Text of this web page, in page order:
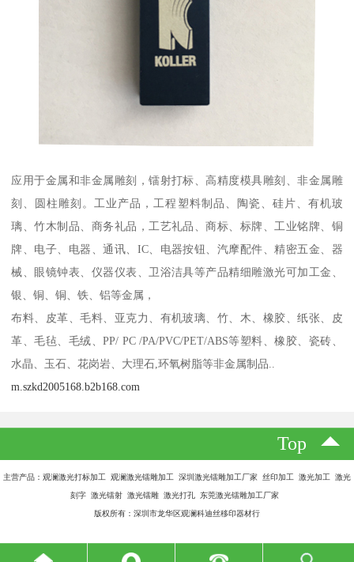
应用于金属和非金属雕刻，镭射打标、高精度模具雕刻、非金属雕
刻、圆柱雕刻。工业产品，工程塑料制品、陶瓷、硅片、有机玻
璃、竹木制品、商务礼品，工艺礼品、商标、标牌、工业铭牌、铜
牌、电子、电器、通讯、IC、电器按钮、汽摩配件、精密五金、器
械、眼镜钟表、仪器仪表、卫浴洁具等产品精细雕激光可加工金、
银、铜、铜、铁、铝等金属，
布料、皮革、毛料、亚克力、有机玻璃、竹、木、橡胶、纸张、皮
革、毛毡、毛绒、PP/ PC /PA/PVC/PET/ABS等塑料、橡胶、瓷砖、
水晶、玉石、花岗岩、大理石,环氧树脂等非金属制品..
m.szkd2005168.b2b168.com
Top
主营产品：观澜激光打标加工 观澜激光镭雕加工 深圳激光镭雕加工厂家 丝印加工 激光加工 激光
刻字 激光镭射 激光镭雕 激光打孔 东莞激光镭雕加工厂家
版权所有：深圳市龙华区观澜科迪丝移印器材行